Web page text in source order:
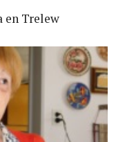
en Trelew